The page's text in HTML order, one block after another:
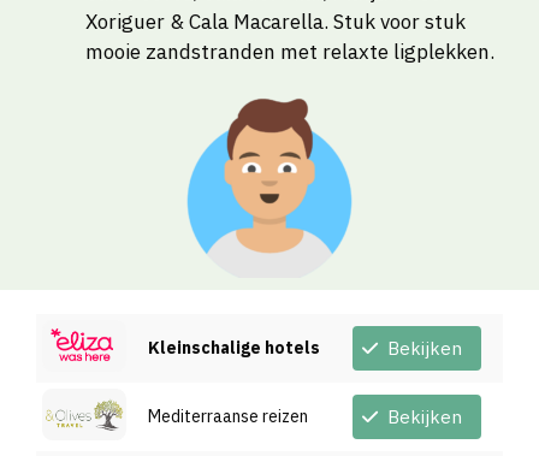
Xoriguer & Cala Macarella. Stuk voor stuk
mooie zandstranden met relaxte ligplekken.
Kleinschalige hotels Bekijken
Mediterraanse reizen Bekijken